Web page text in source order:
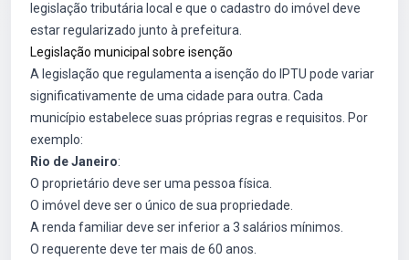
legislação tributária local e que o cadastro do imóvel deve
estar regularizado junto à prefeitura.
Legislação municipal sobre isenção
A legislação que regulamenta a isenção do IPTU pode variar
significativamente de uma cidade para outra. Cada
município estabelece suas próprias regras e requisitos. Por
exemplo:
Rio de Janeiro:
O proprietário deve ser uma pessoa física.
O imóvel deve ser o único de sua propriedade.
A renda familiar deve ser inferior a 3 salários mínimos.
O requerente deve ter mais de 60 anos.